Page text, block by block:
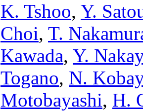
K. Tshoo, Y.
Choi, T.
Kawada, Y.
Togano, N.
Motobayashi, H.